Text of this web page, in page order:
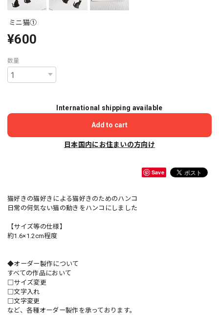
ミニ猫①
¥600
数量
International shipping available
Add to cart
日本国内にお住まいの方向け
Save
猫好きの猫好きによる猫好きのためのハンコ
日常の何気ない猫の動きをハンコにしました
【サイズ等の仕様】
約1.6×1.2cm程度
◆オーダー製作について
すべての作品において
□サイズ変更
□文字入れ
□文字変更
など、各種オーダー製作を承っております。